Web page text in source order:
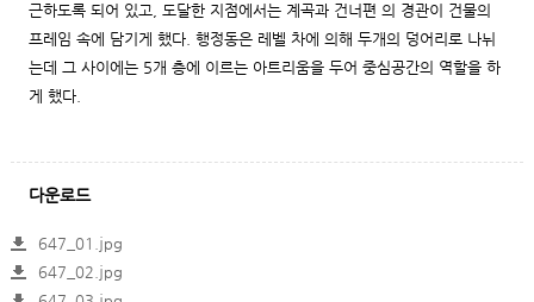
근하도록 되어 있고, 도달한 지점에서는 계곡과 건너편 의 경관이 건물의
프레임 속에 담기게 했다. 행정동은 레벨 차에 의해 두개의 덩어리로 나뉘
는데 그 사이에는 5개 층에 이르는 아트리움을 두어 중심공간의 역할을 하
게 했다.
다운로드
647_01.jpg
647_02.jpg